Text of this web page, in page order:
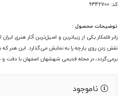
کد: 6342700
توضیحات محصول :
رانر قلمکار یکی از زیباترین و اصیل‌ترین آثار هنری
نقش زدن روی پارچه را به نمایش می‌گذارد. این هنر که
برمی‌گردد، در محله قدیمی شهشهان اصفهان با دقت
ناموجود